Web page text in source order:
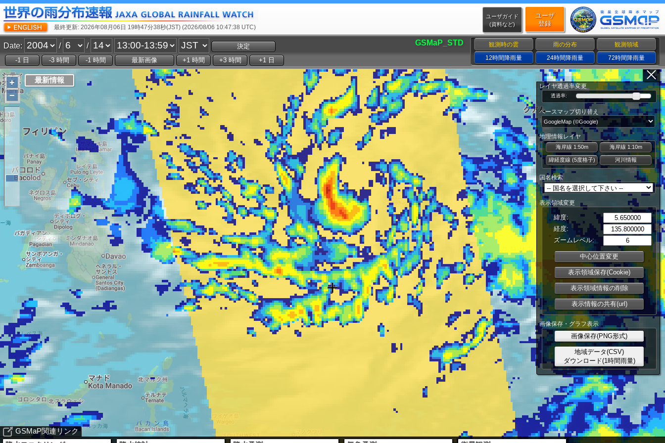
ユーザガイド
(資料など)
ユーザ
登録
最終更新: 2026年08月06日 19時47分38秒(JST) (2026/08/06 10:47:38 UTC)
Date: / / GSMaP_STD 観測時の雲 雨の分布
観測領域
12時間降雨量
24時間降雨量 72時間降雨量
レイヤ透過率変更
透過率:
ベースマップ切り替え
地理情報レイヤ
海岸線 1:50m 海岸線 1:10m
緯経度線 (5度格子) 河川情報
国名検索
表示領域変更
緯度:
経度:
ズームレベル:
中心位置変更
表示領域保存(Cookie)
表示領域情報の削除
表示情報の共有(url)
画像保存・グラフ表示
画像保存(PNG形式)
地域データ(CSV)
ダウンロード(1時間雨量)
+
−
GSMaP関連リンク